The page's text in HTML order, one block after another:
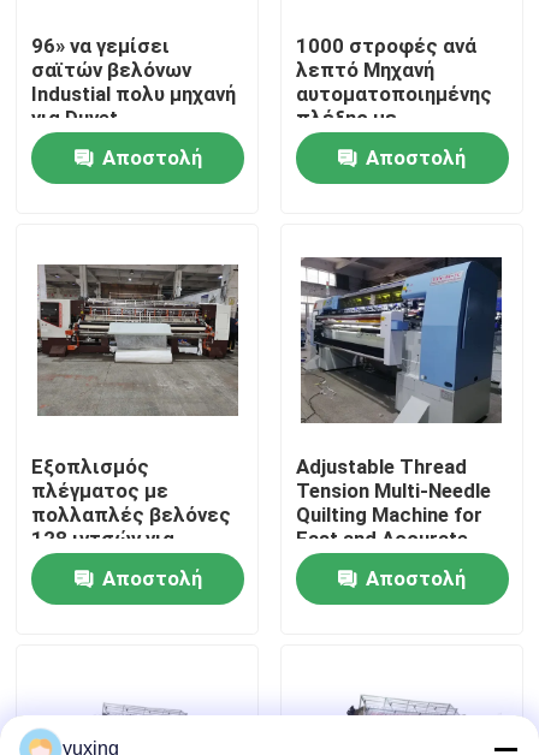
Σπίτι
Προϊόντα
Εμφάνιση VR
Σχετικά με εμάς
Έλεγχος Ποιότητας
Επικοινωνήστε μαζί μας
Υποθέσεις
96» να γεμίσει
σαϊτών βελόνων
Industial πολυ μηχανή
για Duvet
Αποστολή
1000 στροφές ανά
λεπτό Μηχανή
αυτοματοποιημένης
πλέξης με
πολλαπλές βελόνες
για την παραγωγή
επένδυσης
Αποστολή
Εξοπλισμός
πλέγματος με
πολλαπλές βελόνες
128 ιντσών για
προϊόντα κρεβατιού
με ταχύτητα 1400
στροφών ανά λεπτό
Αποστολή
Adjustable Thread
Tension Multi-Needle
Quilting Machine for
Fast and Accurate
Quilting
Αποστολή
yuxing